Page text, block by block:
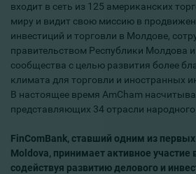
входит в сеть из 125 американских
миру и видит свою миссию в
инвестиций и торговли в Молдове,
правительством Республики Молдова
сообщества с целью развития более
климата для торговли и иностранных
В настоящее время AmCham
представляющих 34 отрасли народного
FinComBank, ставший одним из
Moldova, принимает активное участие
содействуя развитию делового и